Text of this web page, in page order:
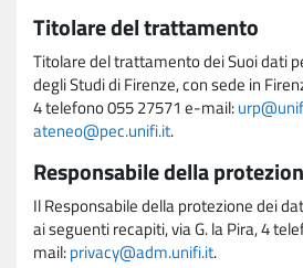
Titolare del trattamento
Titolare del trattamento dei Suoi dati
degli Studi di Firenze, con sede in
4 telefono 055 27571 e-mail:
ateneo@pec.unifi.it.
Responsabile della
Il Responsabile della protezione dei
ai seguenti recapiti, via G. la Pira, 4
mail:privacy@adm.unifi.it.